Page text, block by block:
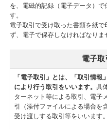
を、電磁的記録（電子データ）
す。
電子取引で受け取った書類を紙
ず、電子で保存しなければなりま
電子取
「電子取引」とは、「取引情
により行う取引をいいます。 具
ターネット等による取引、電子
引（添付ファイルによる場合を
受け渡しする取引等をいいます。